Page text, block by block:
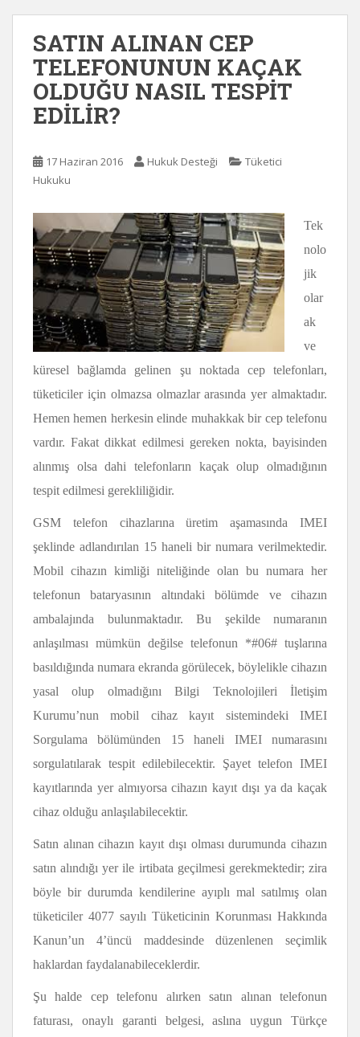
SATIN ALINAN CEP
TELEFONUNUN KAÇAK
OLDUĞU NASIL TESPİT
EDİLİR?
17 Haziran 2016 Hukuk Desteği
Tüketici
Hukuku
Tek
nolo
jik
olar
ak
ve
küresel bağlamda gelinen şu noktada cep telefonları,
tüketiciler için olmazsa olmazlar arasında yer almaktadır.
Hemen hemen herkesin elinde muhakkak bir cep telefonu
vardır. Fakat dikkat edilmesi gereken nokta, bayisinden
alınmış olsa dahi telefonların kaçak olup olmadığının
tespit edilmesi gerekliliğidir.
GSM telefon cihazlarına üretim aşamasında IMEI
şeklinde adlandırılan 15 haneli bir numara verilmektedir.
Mobil cihazın kimliği niteliğinde olan bu numara her
telefonun bataryasının altındaki bölümde ve cihazın
ambalajında bulunmaktadır. Bu şekilde numaranın
anlaşılması mümkün değilse telefonun *#06# tuşlarına
basıldığında numara ekranda görülecek, böylelikle cihazın
yasal olup olmadığını Bilgi Teknolojileri İletişim
Kurumu’nun mobil cihaz kayıt sistemindeki IMEI
Sorgulama bölümünden 15 haneli IMEI numarasını
sorgulatılarak tespit edilebilecektir. Şayet telefon IMEI
kayıtlarında yer almıyorsa cihazın kayıt dışı ya da kaçak
cihaz olduğu anlaşılabilecektir.
Satın alınan cihazın kayıt dışı olması durumunda cihazın
satın alındığı yer ile irtibata geçilmesi gerekmektedir; zira
böyle bir durumda kendilerine ayıplı mal satılmış olan
tüketiciler 4077 sayılı Tüketicinin Korunması Hakkında
Kanun’un 4’üncü maddesinde düzenlenen seçimlik
haklardan faydalanabileceklerdir.
Şu halde cep telefonu alırken satın alınan telefonun
faturası, onaylı garanti belgesi, aslına uygun Türkçe